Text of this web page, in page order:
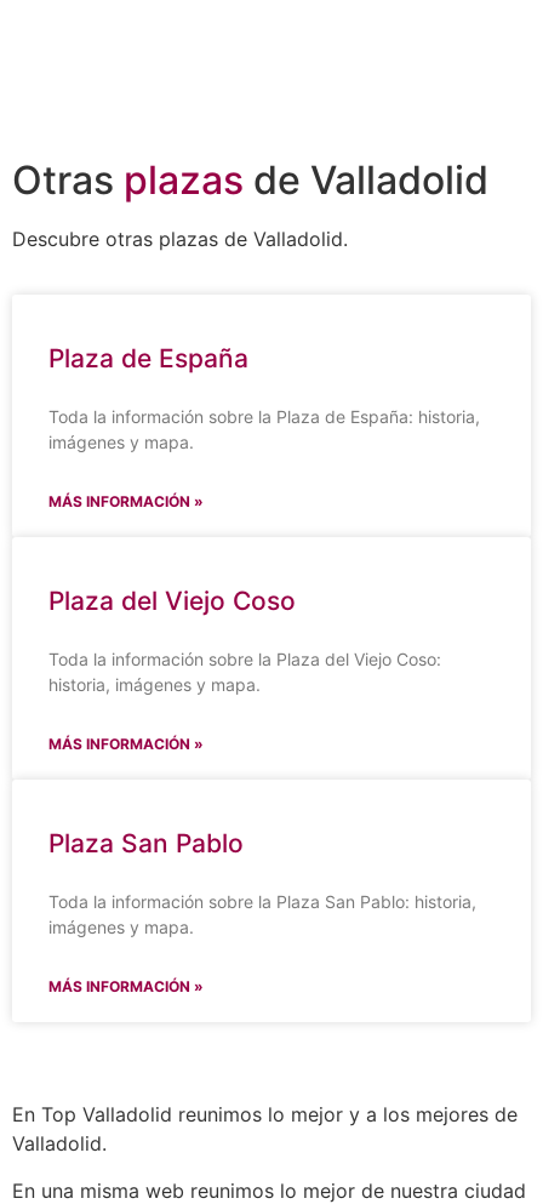
Otras plazas de Valladolid
Descubre otras plazas de Valladolid.
Plaza de España
Toda la información sobre la Plaza de España: historia,
imágenes y mapa.
MÁS INFORMACIÓN »
Plaza del Viejo Coso
Toda la información sobre la Plaza del Viejo Coso:
historia, imágenes y mapa.
MÁS INFORMACIÓN »
Plaza San Pablo
Toda la información sobre la Plaza San Pablo: historia,
imágenes y mapa.
MÁS INFORMACIÓN »
En Top Valladolid reunimos lo mejor y a los mejores de
Valladolid.
En una misma web reunimos lo mejor de nuestra ciudad